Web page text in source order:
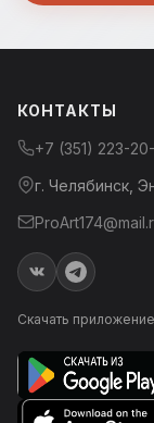
КОНТАКТЫ
+7 (351) 223-
г. Челябинск,
Скачать приложение